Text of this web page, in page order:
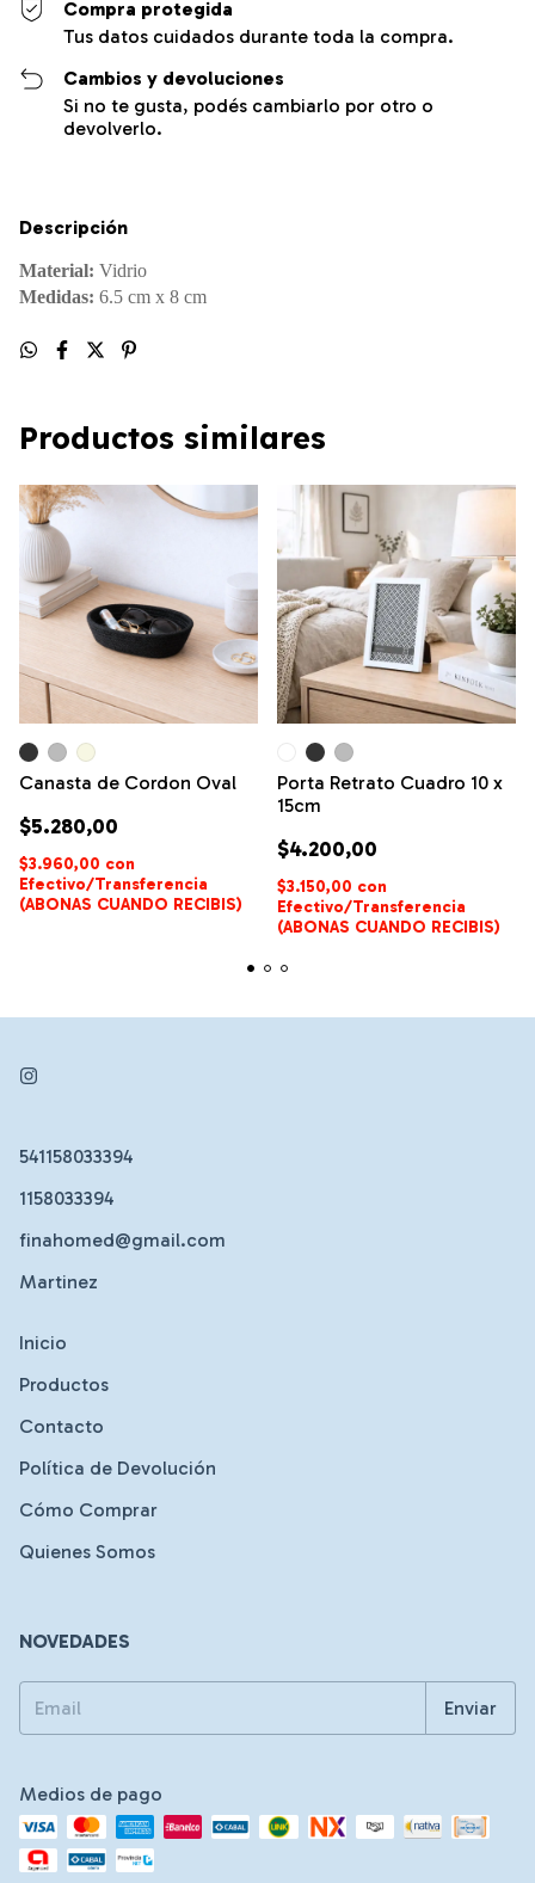
Compra protegida
Tus datos cuidados durante toda la compra.
Cambios y devoluciones
Si no te gusta, podés cambiarlo por otro o
devolverlo.
Descripción
Material: Vidrio
Medidas: 6.5 cm x 8 cm
Productos similares
Canasta de Cordon Oval
$5.280,00
$3.960,00 con
Efectivo/Transferencia
(ABONAS CUANDO RECIBIS)
Porta Retrato Cuadro 10 x
15cm
$4.200,00
$3.150,00 con
Efectivo/Transferencia
(ABONAS CUANDO RECIBIS)
541158033394
1158033394
finahomed@gmail.com
Martinez
Inicio
Productos
Contacto
Política de Devolución
Cómo Comprar
Quienes Somos
NOVEDADES
Medios de pago